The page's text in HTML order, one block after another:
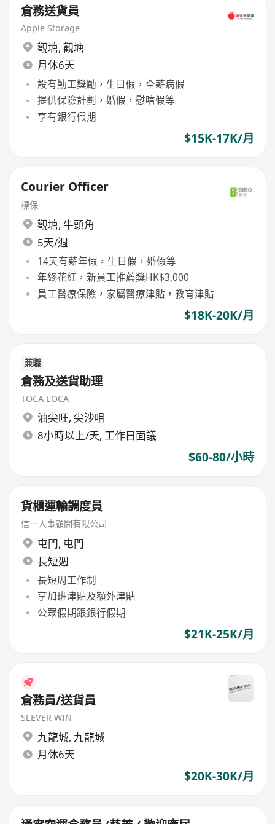
倉務送貨員
Apple Storage
觀塘, 觀塘
月休6天
設有勤工獎勵，生日假，全薪病假
提供保險計劃，婚假，慰唁假等
享有銀行假期
$15K-17K/月
Courier Officer
標保
觀塘, 牛頭角
5天/週
14天有薪年假，生日假，婚假等
年終花紅，新員工推薦獎HK$3,000
員工醫療保險，家屬醫療津貼，教育津貼
$18K-20K/月
兼職
倉務及送貨助理
TOCA LOCA
油尖旺, 尖沙咀
8小時以上/天, 工作日面議
$60-80/小時
貨櫃運輸調度員
信一人事顧問有限公司
屯門, 屯門
長短週
長短周工作制
享加班津貼及額外津貼
公眾假期跟銀行假期
$21K-25K/月
倉務員/送貨員
SLEVER WIN
九龍城, 九龍城
月休6天
$20K-30K/月